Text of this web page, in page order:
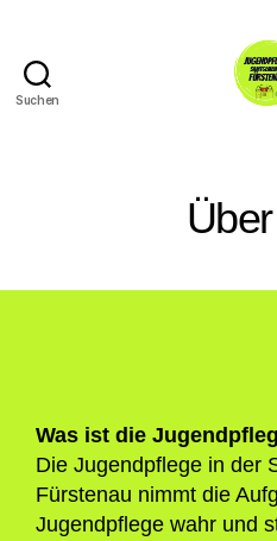
Suchen
Was ist die
Die Jugendpflege in der
Fürstenau nimmt die
Jugendpflege wahr und